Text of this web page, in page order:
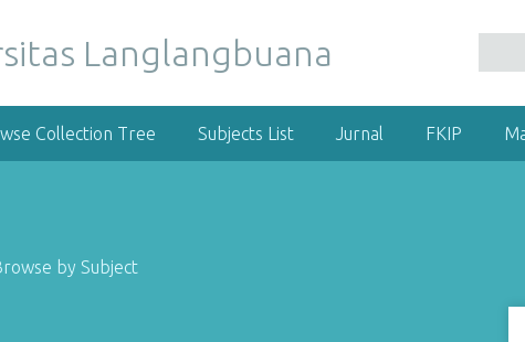
Collection Tree Subjects List Jurnal FKIP
by Subject